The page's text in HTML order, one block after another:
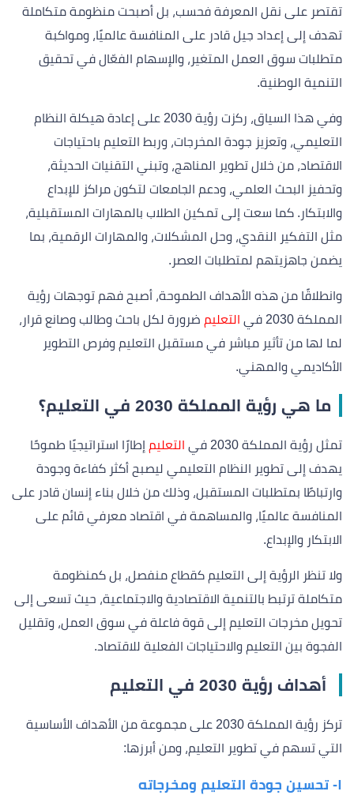
تقتصر على نقل المعرفة فحسب، بل أصبحت منظومة متكاملة
تهدف إلى إعداد جيل قادر على المنافسة عالميًا، ومواكبة
متطلبات سوق العمل المتغير، والإسهام الفعّال في تحقيق
التنمية الوطنية.
وفي هذا السياق، ركزت رؤية 2030 على إعادة هيكلة النظام
التعليمي، وتعزيز جودة المخرجات، وربط التعليم باحتياجات
الاقتصاد، من خلال تطوير المناهج، وتبني التقنيات الحديثة،
وتحفيز البحث العلمي، ودعم الجامعات لتكون مراكز للإبداع
والابتكار. كما سعت إلى تمكين الطلاب بالمهارات المستقبلية،
مثل التفكير النقدي، وحل المشكلات، والمهارات الرقمية، بما
يضمن جاهزيتهم لمتطلبات العصر.
وانطلاقًا من هذه الأهداف الطموحة، أصبح فهم توجهات رؤية
المملكة 2030 في
التعليم ضرورة لكل باحث وطالب وصانع قرار،
لما لها من تأثير مباشر في مستقبل التعليم وفرص التطوير
الأكاديمي والمهني.
ما هي رؤية المملكة 2030 في التعليم؟
تمثل رؤية المملكة 2030 في التعليم إطارًا استراتيجيًا طموحًا
يهدف إلى تطوير النظام التعليمي ليصبح أكثر كفاءة وجودة
وارتباطًا بمتطلبات المستقبل، وذلك من خلال بناء إنسان قادر على
المنافسة عالميًا، والمساهمة في اقتصاد معرفي قائم على
الابتكار والإبداع.
ولا تنظر الرؤية إلى التعليم كقطاع منفصل، بل كمنظومة
متكاملة ترتبط بالتنمية الاقتصادية والاجتماعية، حيث تسعى إلى
تحويل مخرجات التعليم إلى قوة فاعلة في سوق العمل، وتقليل
الفجوة بين التعليم والاحتياجات الفعلية للاقتصاد.
أهداف رؤية 2030 في التعليم
تركز رؤية المملكة 2030 على مجموعة من الأهداف الأساسية
التي تسهم في تطوير التعليم، ومن أبرزها:
١- تحسين جودة التعليم ومخرجاته